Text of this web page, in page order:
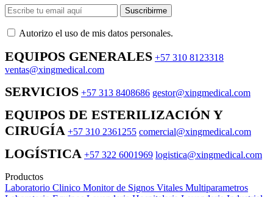
Suscribirme
Autorizo ​​el uso de mis datos personales.
EQUIPOS GENERALES +57 310 8123318
ventas@xingmedical.com
SERVICIOS +57 313 8408686 gestor@xingmedical.com
EQUIPOS DE ESTERILIZACIÓN Y
CIRUGÍA +57 310 2361255 comercial@xingmedical.com
LOGÍSTICA +57 322 6001969 logistica@xingmedical.com
Productos
Laboratorio Clinico Monitor de Signos Vitales Multiparametros